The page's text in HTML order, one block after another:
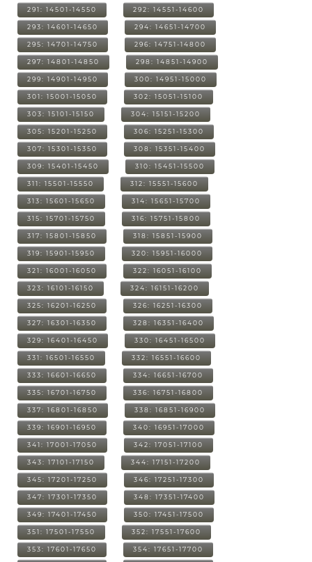
291: 14501-14550 292: 14551-14600
293: 14601-14650 294: 14651-14700
295: 14701-14750 296: 14751-14800
297: 14801-14850 298: 14851-14900
299: 14901-14950 300: 14951-15000
301: 15001-15050 302: 15051-15100
303: 15101-15150 304: 15151-15200
305: 15201-15250 306: 15251-15300
307: 15301-15350 308: 15351-15400
309: 15401-15450 310: 15451-15500
311: 15501-15550 312: 15551-15600
313: 15601-15650 314: 15651-15700
315: 15701-15750 316: 15751-15800
317: 15801-15850 318: 15851-15900
319: 15901-15950 320: 15951-16000
321: 16001-16050 322: 16051-16100
323: 16101-16150 324: 16151-16200
325: 16201-16250 326: 16251-16300
327: 16301-16350 328: 16351-16400
329: 16401-16450 330: 16451-16500
331: 16501-16550 332: 16551-16600
333: 16601-16650 334: 16651-16700
335: 16701-16750 336: 16751-16800
337: 16801-16850 338: 16851-16900
339: 16901-16950 340: 16951-17000
341: 17001-17050 342: 17051-17100
343: 17101-17150 344: 17151-17200
345: 17201-17250 346: 17251-17300
347: 17301-17350 348: 17351-17400
349: 17401-17450 350: 17451-17500
351: 17501-17550 352: 17551-17600
353: 17601-17650 354: 17651-17700